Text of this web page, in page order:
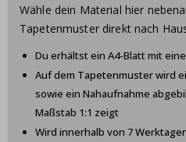
Wähle dein Material hier
Tapetenmuster direkt nach
Du erhältst ein A4-Blatt mit
Auf dem Tapetenmuster wird
sowie ein Nahaufnahme
Maßstab 1:1 zeigt
Wird innerhalb von 7